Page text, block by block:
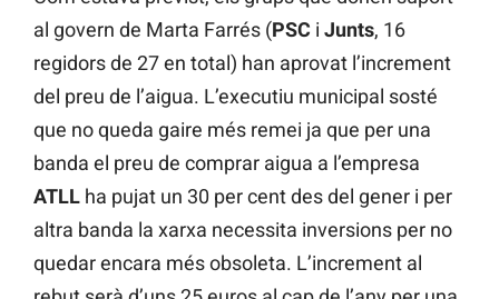
al govern de Marta Farrés (PSC i Junts, 16
regidors de 27 en total) han aprovat l’increment
del preu de l’aigua. L’executiu municipal sosté
que no queda gaire més remei ja que per una
banda el preu de comprar aigua a l’empresa
ATLL ha pujat un 30 per cent des del gener i per
altra banda la xarxa necessita inversions per no
quedar encara més obsoleta. L’increment al